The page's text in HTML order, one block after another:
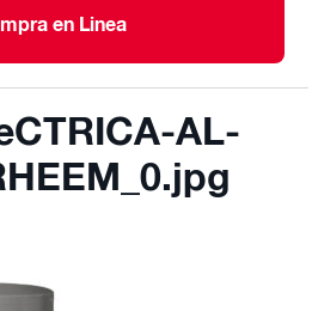
en Linea
AL-